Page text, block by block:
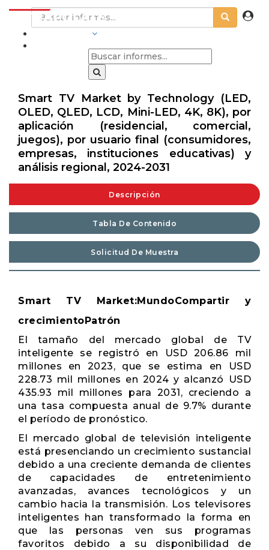
Smart TV Market by Technology (LED,
OLED, QLED, LCD, Mini-LED, 4K, 8K), por
aplicación (residencial, comercial,
juegos), por usuario final (consumidores,
empresas, instituciones educativas) y
análisis regional, 2024-2031
Descripción
Tabla De Contenido
Solicitud De Muestra
Smart TV Market:MundoCompartir y
crecimientoPatrón
El tamaño del mercado global de TV
inteligente se registró en USD 206.86 mil
millones en 2023, que se estima en USD
228.73 mil millones en 2024 y alcanzó USD
435.93 mil millones para 2031, creciendo a
una tasa compuesta anual de 9.7% durante
el período de pronóstico.
El mercado global de televisión inteligente
está presenciando un crecimiento sustancial
debido a una creciente demanda de clientes
de capacidades de entretenimiento
avanzadas, avances tecnológicos y un
cambio hacia la transmisión. Los televisores
inteligentes han transformado la forma en
que las personas ven sus programas
favoritos debido a su disponibilidad de